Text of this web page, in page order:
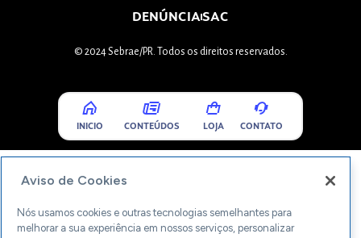
DENÚNCIASAC
© 2024 Sebrae/PR. Todos os direitos reservados.
INICIO CONTEÚDOS LOJA CONTATO
Aviso de Cookies
Nós usamos cookies e outras tecnologias semelhantes para
melhorar a sua experiência em nossos serviços, personalizar